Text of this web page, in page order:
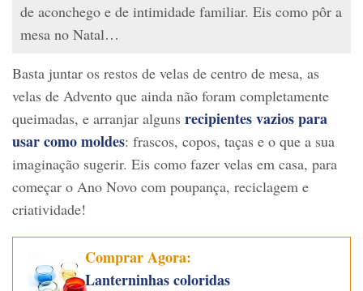
de aconchego e de intimidade familiar. Eis como pôr a
mesa no Natal…
Basta juntar os restos de velas de centro de mesa, as
velas de Advento que ainda não foram completamente
queimadas, e arranjar alguns recipientes vazios para
usar como moldes: frascos, copos, taças e o que a sua
imaginação sugerir. Eis como fazer velas em casa, para
começar o Ano Novo com poupança, reciclagem e
criatividade!
Comprar Agora:
Lanterninhas coloridas